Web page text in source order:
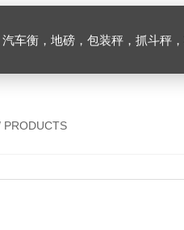
车衡，地磅，包装秤，抓斗秤
PRODUCTS